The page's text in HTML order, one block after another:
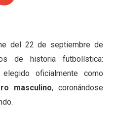
del 22 de septiembre de
de historia futbolística:
oficialmente como
masculino, coronándose